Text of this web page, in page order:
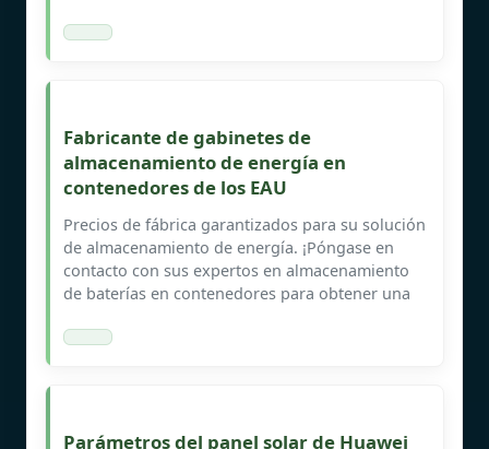
Fabricante de gabinetes de
almacenamiento de energía en
contenedores de los EAU
Precios de fábrica garantizados para su solución
de almacenamiento de energía. ¡Póngase en
contacto con sus expertos en almacenamiento
de baterías en contenedores para obtener una
Parámetros del panel solar de Huawei